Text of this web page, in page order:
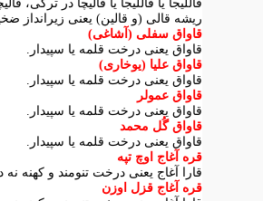
قاللیجا یا قاللیجا یا قالیچا در ترکی،
ریشه قالی (و قالین) یعنی زیرانداز
قاواق سفلی (آشاغی)
قاواق یعنی درخت قلمه یا سپیدار.
قاواق علیا (یوخاری)
قاواق یعنی درخت قلمه یا سپیدار.
قاواق عمولر
قاواق یعنی درخت قلمه یا سپیدار.
قاواق گُل محمد
قاواق یعنی درخت قلمه یا سپیدار.
قره آغاج اوچ تپه
قارا آغاج یعنی درخت تنومند و کهنه
قره آغاج قزل اوزن